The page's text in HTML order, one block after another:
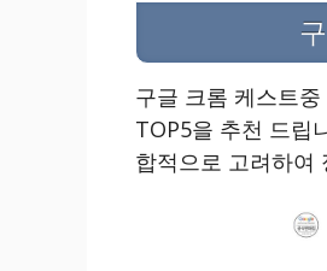
구글 크롬 케스트
TOP5을 추천 드립
합적으로 고려하여